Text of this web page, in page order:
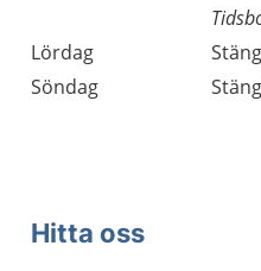
Lördag
Söndag
Hitta oss